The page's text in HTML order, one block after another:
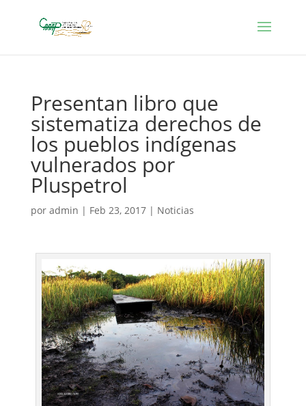
Presentan libro que
sistematiza derechos de
los pueblos indígenas
vulnerados por
Pluspetrol
por admin | Feb 23, 2017| Noticias